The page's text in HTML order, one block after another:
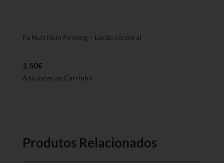
Fa NutriSkin Firming – Loção corporal
1.50€
Adicionar ao Carrinho
Produtos Relacionados